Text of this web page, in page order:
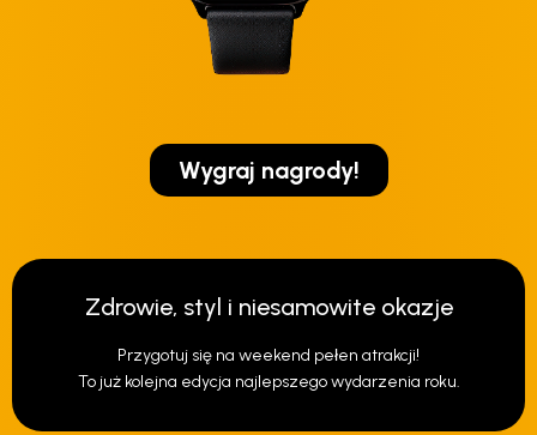
Wygraj nagrody!
Zdrowie, styl i niesamowite okazje
Przygotuj się na weekend pełen atrakcji!
To już kolejna edycja najlepszego wydarzenia roku.